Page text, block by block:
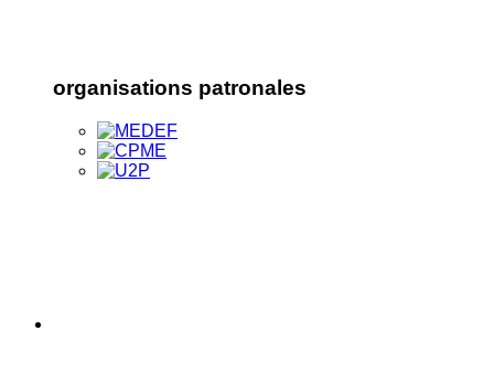
organisations patronales